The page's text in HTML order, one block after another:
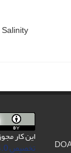
Salinity
این کار
تخصیص 4.0 بین‌المللی